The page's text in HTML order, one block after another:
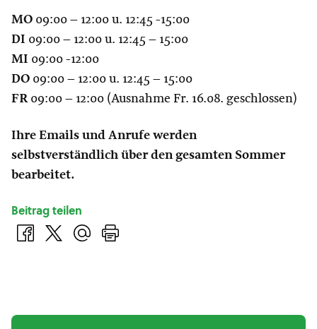
MO 09:00 – 12:00 u. 12:45 -15:00
DI 09:00 – 12:00 u. 12:45 – 15:00
MI 09:00 -12:00
DO 09:00 – 12:00 u. 12:45 – 15:00
FR 09:00 – 12:00 (Ausnahme Fr. 16.08. geschlossen)
Ihre Emails und Anrufe werden
selbstverständlich über den gesamten Sommer
bearbeitet.
Beitrag teilen